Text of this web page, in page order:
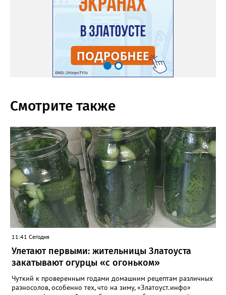
Смотрите также
11:41 Сегодня
Улетают первыми: жительницы Златоуста
закатывают огурцы «с огоньком»
Чуткий к проверенным годами домашним рецептам различных
разносолов, особенно тех, что на зиму, «Златоуст.инфо»